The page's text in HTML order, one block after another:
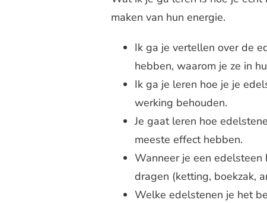
maken van hun energie.
Ik ga je vertellen over de
hebben, waarom je ze in
Ik ga je leren hoe je je
werking behouden.
Je gaat leren hoe
meeste effect hebben.
Wanneer je een
dragen (ketting, boekzak,
Welke edelstenen je het